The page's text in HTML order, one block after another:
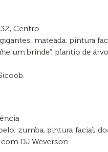
Centro
mateada, pintura
um brinde”, plantio de
zumba, pintura facial,
DJ Weverson.